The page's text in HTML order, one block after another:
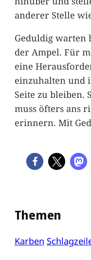
anderer Stelle
Geduldig warten
der Ampel. Für
eine
einzuhalten und
Seite zu bleiben.
muss öfters ans
erinnern. Mit
Themen
Karben